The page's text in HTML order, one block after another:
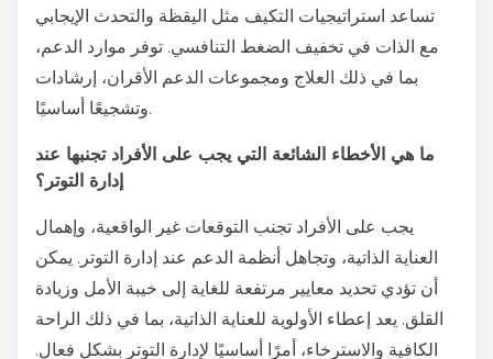
تساعد استراتيجيات التكيف مثل اليقظة والتحدث الإيجابي
مع الذات في تخفيف الضغط التنافسي. توفر موارد الدعم،
بما في ذلك العلاج ومجموعات الدعم الأقران، إرشادات
وتشجيعًا أساسيًا.
ما هي الأخطاء الشائعة التي يجب على الأفراد تجنبها عند
إدارة التوتر؟
يجب على الأفراد تجنب التوقعات غير الواقعية، وإهمال
العناية الذاتية، وتجاهل أنظمة الدعم عند إدارة التوتر. يمكن
أن تؤدي تحديد معايير مرتفعة للغاية إلى خيبة الأمل وزيادة
القلق. يعد إعطاء الأولوية للعناية الذاتية، بما في ذلك الراحة
الكافية والاسترخاء، أمرًا أساسيًا لإدارة التوتر بشكل فعال.